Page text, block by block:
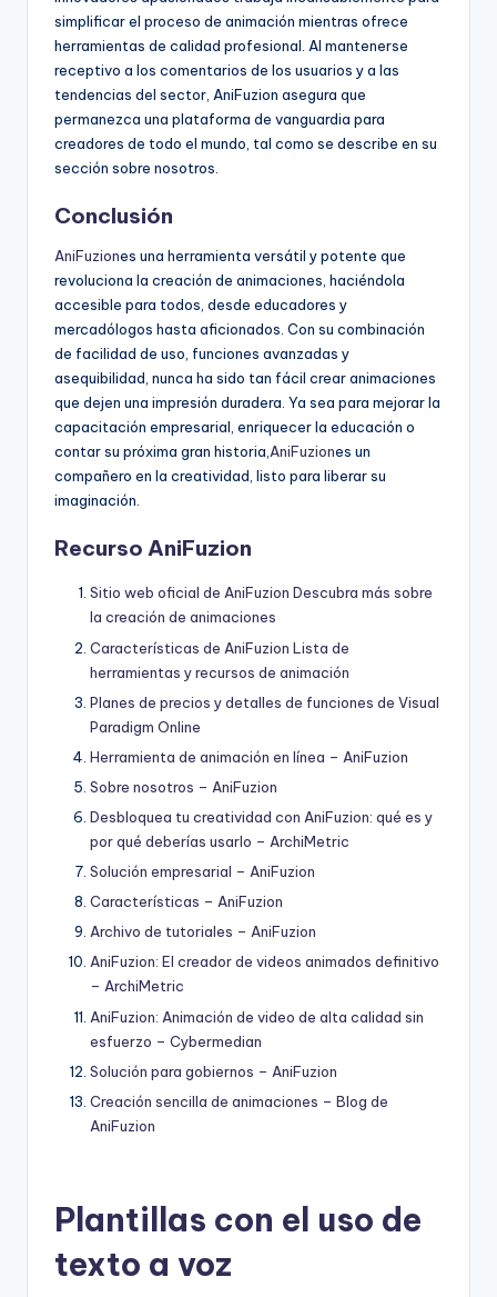
simplificar el proceso de animación mientras ofrece
herramientas de calidad profesional. Al mantenerse
receptivo a los comentarios de los usuarios y a las
tendencias del sector, AniFuzion asegura que
permanezca una plataforma de vanguardia para
creadores de todo el mundo, tal como se describe en su
sección sobre nosotros.
Conclusión
AniFuziones una herramienta versátil y potente que
revoluciona la creación de animaciones, haciéndola
accesible para todos, desde educadores y
mercadólogos hasta aficionados. Con su combinación
de facilidad de uso, funciones avanzadas y
asequibilidad, nunca ha sido tan fácil crear animaciones
que dejen una impresión duradera. Ya sea para mejorar la
capacitación empresarial, enriquecer la educación o
contar su próxima gran historia,AniFuziones un
compañero en la creatividad, listo para liberar su
imaginación.
Recurso AniFuzion
Sitio web oficial de AniFuzion Descubra más sobre
la creación de animaciones
Características de AniFuzion Lista de
herramientas y recursos de animación
Planes de precios y detalles de funciones de Visual
Paradigm Online
Herramienta de animación en línea – AniFuzion
Sobre nosotros – AniFuzion
Desbloquea tu creatividad con AniFuzion: qué es y
por qué deberías usarlo – ArchiMetric
Solución empresarial – AniFuzion
Características – AniFuzion
Archivo de tutoriales – AniFuzion
AniFuzion: El creador de videos animados definitivo
– ArchiMetric
AniFuzion: Animación de video de alta calidad sin
esfuerzo – Cybermedian
Solución para gobiernos – AniFuzion
Creación sencilla de animaciones – Blog de
AniFuzion
Plantillas con el uso de
texto a voz